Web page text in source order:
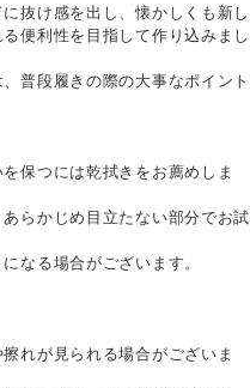
抜け感を出し、懐かしくも新し
便利性を目指して作り込みまし
普段履きの際の大事なポイント
保つには乾拭きをお薦めしま
らかじめ目立たない部分でお試
なる場合がございます。
れが見られる場合がございま